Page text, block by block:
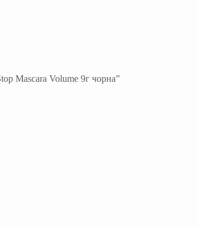
Mascara Volume 9г чорна”